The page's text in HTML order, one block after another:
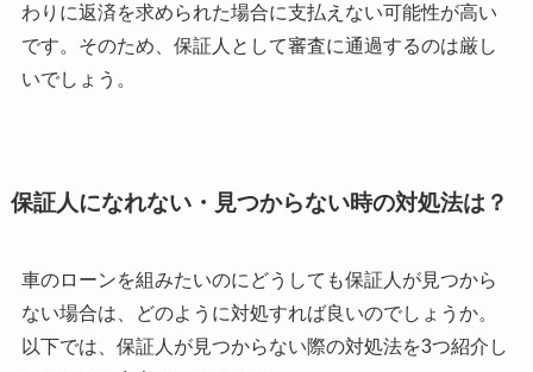
わりに返済を求められた場合に支払えない可能性が高い
です。そのため、保証人として審査に通過するのは厳し
いでしょう。
保証人になれない・見つからない時の対処法は？
車のローンを組みたいのにどうしても保証人が見つから
ない場合は、どのように対処すれば良いのでしょうか。
以下では、保証人が見つからない際の対処法を3つ紹介し